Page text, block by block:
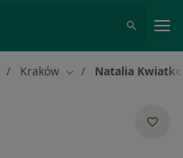
Kraków Zmień miasto
Natalia